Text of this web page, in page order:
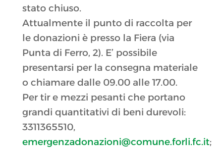
stato chiuso.
Attualmente il punto di raccolta per
le donazioni è presso la Fiera (via
Punta di Ferro, 2). E’ possibile
presentarsi per la consegna materiale
o chiamare dalle 09.00 alle 17.00.
Per tir e mezzi pesanti che portano
grandi quantitativi di beni durevoli:
3311365510,
emergenzadonazioni@comune.forli.fc.it;